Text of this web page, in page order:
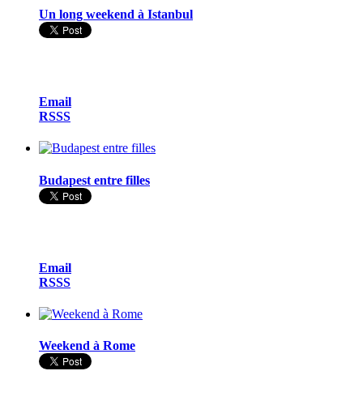
Un long weekend à Istanbul
Email
RSSS
Budapest entre filles
Email
RSSS
Weekend à Rome